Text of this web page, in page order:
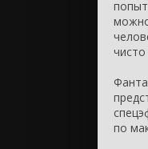
чисто
по